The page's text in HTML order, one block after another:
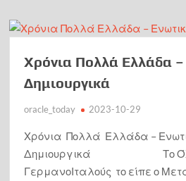
Χρόνια Πολλά Ελλάδα –
Δημιουργικά
oracle_today 2023-10-29
Χρόνια Πολλά Ελλάδα –
Δημιουργικά Το ΌΧΙ
ΓερμανοΙταλούς το είπε ο